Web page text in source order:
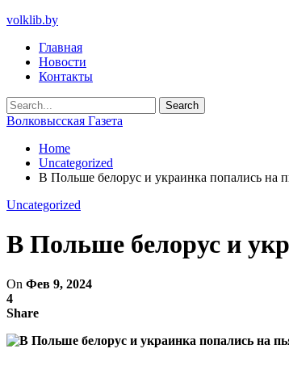
volklib.by
Главная
Новости
Контакты
Волковысская Газета
Home
Uncategorized
В Польше белорус и украинка попались на
Uncategorized
В Польше белорус и
On Фев 9, 2024
4
Share